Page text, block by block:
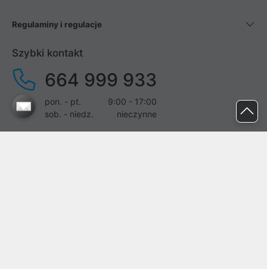
Regulaminy i regulacje
Szybki kontakt
664 999 933
pon. - pt.
9:00 - 17:00
sob. - niedz.
nieczynne